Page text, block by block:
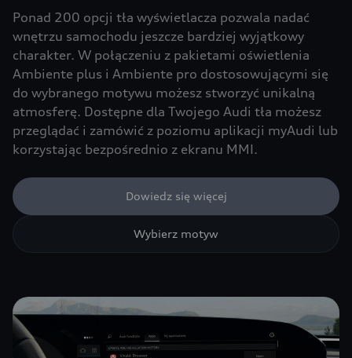
Ponad 200 opcji tła wyświetlacza pozwala nadać
wnętrzu samochodu jeszcze bardziej wyjątkowy
charakter. W połączeniu z pakietami oświetlenia
Ambiente plus i Ambiente pro dostosowującymi się
do wybranego motywu możesz stworzyć unikalną
atmosferę. Dostępne dla Twojego Audi tła możesz
przeglądać i zamówić z poziomu aplikacji myAudi lub
korzystając bezpośrednio z ekranu MMI.
Dowiedz się więcej
Wybierz motyw